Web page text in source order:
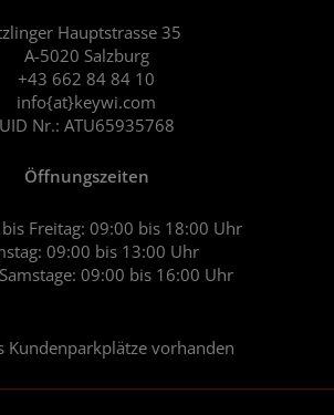
Hauptstrasse 35
A-5020 Salzburg
+43 662 84 84 10
info{at}keywi.com
UID Nr.: ATU65935768
Öffnungszeiten
Freitag: 09:00 bis 18:00 Uhr
09:00 bis 13:00 Uhr
09:00 bis 16:00 Uhr
Kundenparkplätze vorhanden
o
k
r
a
m